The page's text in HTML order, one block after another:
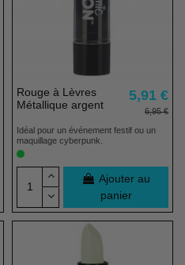
Rouge à Lèvres
Métallique argent
5,91 €
6,95 €
Idéal pour un événement festif ou un
maquillage cyberpunk.
Ajouter au
panier